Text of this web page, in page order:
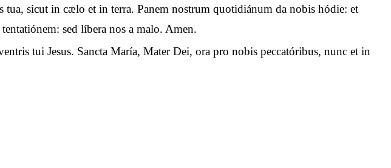
sicut in cælo et in terra. Panem nostrum quotidiánum da nobis hódie: et
sed líbera nos a malo. Amen.
tui Jesus. Sancta María, Mater Dei, ora pro nobis peccatóribus, nunc et in